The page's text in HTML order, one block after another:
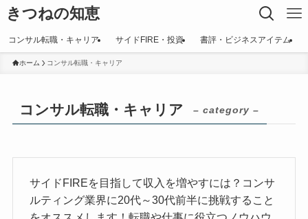
きつねの知恵
コンサル転職・キャリア サイドFIRE・投資 書評・ビジネスアイテム
ホーム コンサル転職・キャリア
コンサル転職・キャリア – category –
サイドFIREを目指して収入を増やすには？コンサ
ルティング業界に20代～30代前半に挑戦すること